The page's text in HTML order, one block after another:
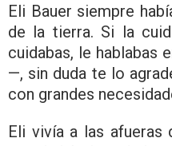
Eli Bauer siempre
de la tierra. Si la
cuidabas, le hablabas
—, sin duda te lo
con grandes
Eli vivía a las afueras